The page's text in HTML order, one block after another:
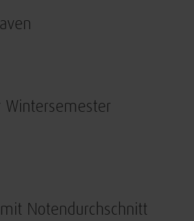
Wintersemester
Notendurchschnitt